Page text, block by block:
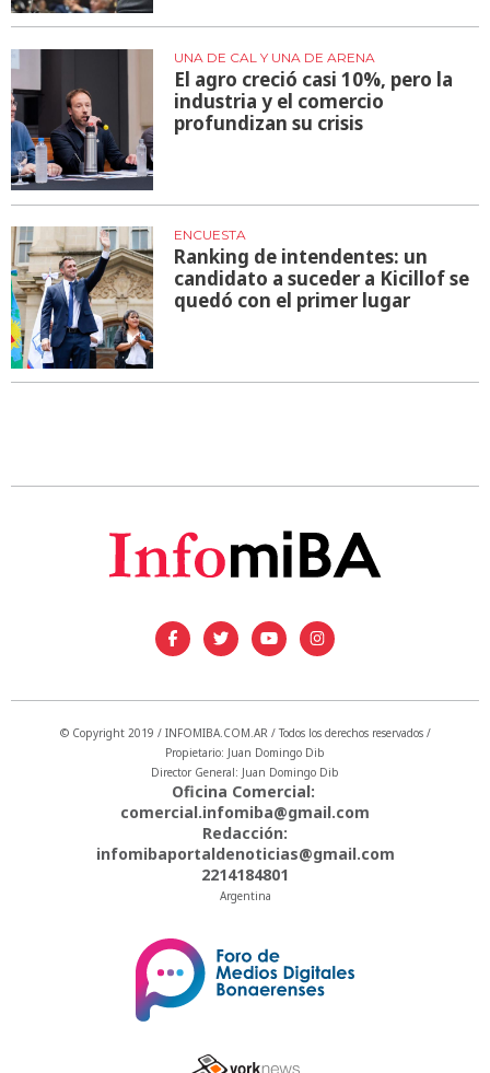
UNA DE CAL Y UNA DE ARENA
El agro creció casi 10%, pero la
industria y el comercio
profundizan su crisis
ENCUESTA
Ranking de intendentes: un
candidato a suceder a Kicillof se
quedó con el primer lugar
© Copyright 2019 / INFOMIBA.COM.AR / Todos los derechos reservados /
Propietario: Juan Domingo Dib
Director General: Juan Domingo Dib
Oficina Comercial:
comercial.infomiba@gmail.com
Redacción:
infomibaportaldenoticias@gmail.com
2214184801
Argentina